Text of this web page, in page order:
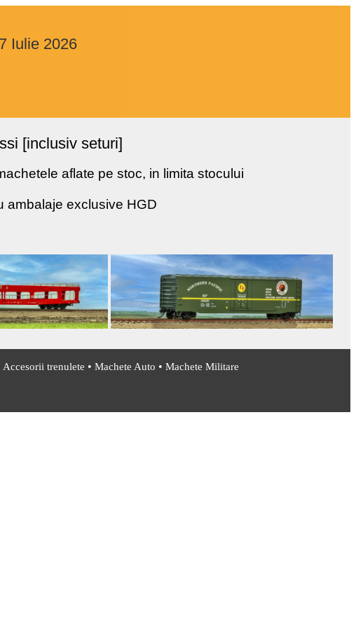
Iulie 2026
[inclusiv seturi]
aflate pe stoc, in limita stocului
ambalaje exclusive HGD
Accesorii trenulete • Machete Auto • Machete Militare